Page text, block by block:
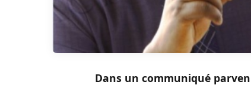
Dans un communiqué